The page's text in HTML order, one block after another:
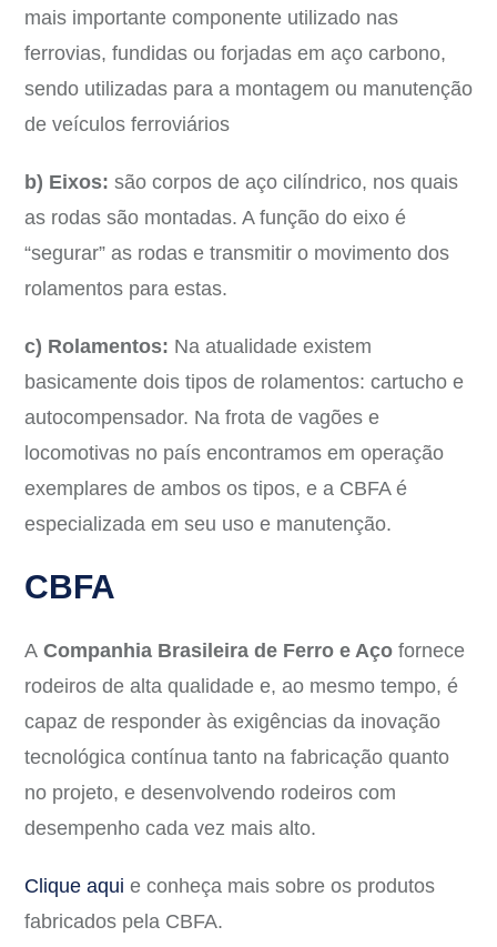
mais importante componente utilizado nas
ferrovias, fundidas ou forjadas em aço carbono,
sendo utilizadas para a montagem ou manutenção
de veículos ferroviários
b) Eixos: são corpos de aço cilíndrico, nos quais
as rodas são montadas. A função do eixo é
“segurar” as rodas e transmitir o movimento dos
rolamentos para estas.
c) Rolamentos: Na atualidade existem
basicamente dois tipos de rolamentos: cartucho e
autocompensador. Na frota de vagões e
locomotivas no país encontramos em operação
exemplares de ambos os tipos, e a CBFA é
especializada em seu uso e manutenção.
CBFA
A Companhia Brasileira de Ferro e Aço fornece
rodeiros de alta qualidade e, ao mesmo tempo, é
capaz de responder às exigências da inovação
tecnológica contínua tanto na fabricação quanto
no projeto, e desenvolvendo rodeiros com
desempenho cada vez mais alto.
Clique aqui e conheça mais sobre os produtos
fabricados pela CBFA.